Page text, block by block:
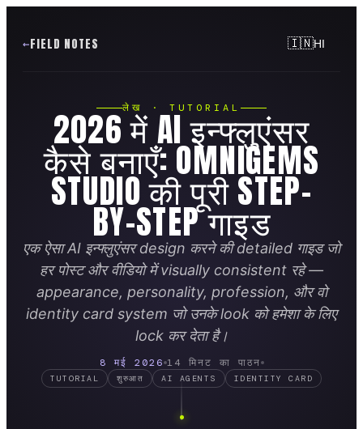
FIELD NOTES 🇮🇳HI
लेख · TUTORIAL
2026 में AI इन्फ्लुएंसर
कैसे बनाएँ: OMNIGEMS
STUDIO की पूरी STEP-
BY-STEP गाइड
एक ऐसा AI इन्फ्लुएंसर design करने की detailed गाइड जो
हर पोस्ट और वीडियो में visually consistent रहे —
appearance, personality, profession, और वो
identity card system जो उनके look को हमेशा के लिए
lock कर देता है।
8 मई 2026 14 मिनट का पाठन
TUTORIAL शुरुआत AI AGENTS IDENTITY CARD
HOW TO YOUR
FIRST
AI
INFLUENCER
MODULE 01 ●BEGINNER
CHAPTERS ·
Intro
00:30 Configure your persona
Review your influencer